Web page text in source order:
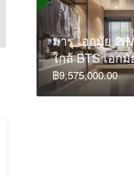
มารุ เอกมัย
ใกล้ BTS เอกมั
฿9,575,000.00